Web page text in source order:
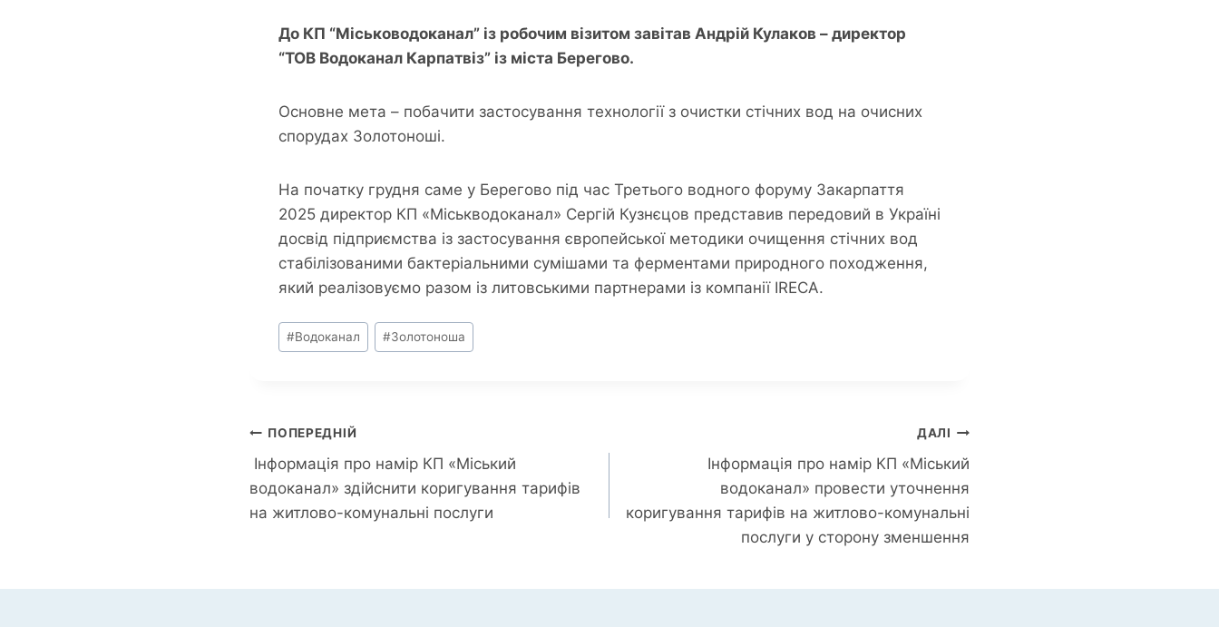
До КП “Місьководоканал” із робочим візитом завітав Андрій Кулаков – директор
“ТОВ Водоканал Карпатвіз” із міста Берегово.
Основне мета – побачити застосування технології з очистки стічних вод на очисних
спорудах Золотоноші.
На початку грудня саме у Берегово під час Третього водного форуму Закарпаття
2025 директор КП «Міськводоканал» Сергій Кузнєцов представив передовий в Україні
досвід підприємства із застосування європейської методики очищення стічних вод
стабілізованими бактеріальними сумішами та ферментами природного походження,
який реалізовуємо разом із литовськими партнерами із компанії IRECA.
Позначки
запису:
#Водоканал #Золотоноша
Навігація
записів
ПОПЕРЕДНІЙ
Інформація про намір КП «Міський
водоканал» здійснити коригування тарифів
на житлово-комунальні послуги
ДАЛІ
Інформація про намір КП «Міський
водоканал» провести уточнення
коригування тарифів на житлово-комунальні
послуги у сторону зменшення